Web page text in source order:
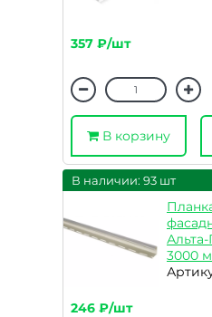
357 ₽/шт
В корзину
В наличии: 93 шт
3000
246 ₽/шт